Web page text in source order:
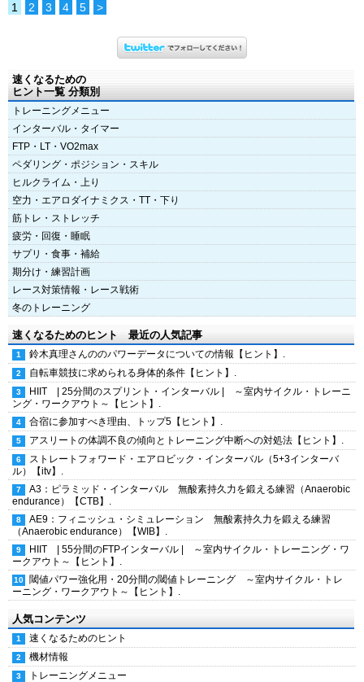
1 2 3 4 5 >
速くなるための
ヒント一覧 分類別
トレーニングメニュー
インターバル・タイマー
FTP・LT・VO2max
ペダリング・ポジション・スキル
ヒルクライム・上り
空力・エアロダイナミクス・TT・下り
筋トレ・ストレッチ
疲労・回復・睡眠
サプリ・食事・補給
期分け・練習計画
レース対策情報・レース戦術
冬のトレーニング
速くなるためのヒント 最近の人気記事
鈴木真理さんののパワーデータについての情報【ヒント】.
自転車競技に求められる身体的条件【ヒント】.
HIIT | 25分間のスプリント・インターバル | ～室内サイクル・トレーニ
ング・ワークアウト～【ヒント】.
合宿に参加すべき理由、トップ5【ヒント】.
アスリートの体調不良の傾向とトレーニング中断への対処法【ヒント】.
ストレートフォワード・エアロビック・インターバル（5+3インターバ
ル）【itv】.
A3：ピラミッド・インターバル 無酸素持久力を鍛える練習（Anaerobic
endurance）【CTB】.
AE9：フィニッシュ・シミュレーション 無酸素持久力を鍛える練習
（Anaerobic endurance）【WIB】.
HIIT | 55分間のFTPインターバル | ～室内サイクル・トレーニング・ワ
ークアウト～【ヒント】.
閾値パワー強化用・20分間の閾値トレーニング ～室内サイクル・トレ
ーニング・ワークアウト～【ヒント】.
人気コンテンツ
速くなるためのヒント
機材情報
トレーニングメニュー